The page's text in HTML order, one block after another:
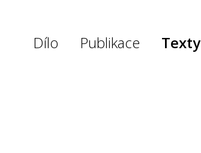
Dílo Publikace Texty